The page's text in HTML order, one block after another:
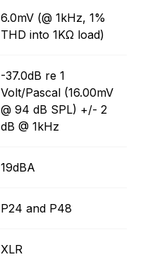
6.0mV (@ 1kHz, 1%
THD into 1KΩ load)
-37.0dB re 1
Volt/Pascal (16.00mV
@ 94 dB SPL) +/- 2
dB @ 1kHz
19dBA
P24 and P48
XLR